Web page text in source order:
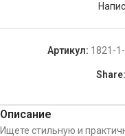
Артикул: 1821-
Share:
Описание
Ищете стильную и